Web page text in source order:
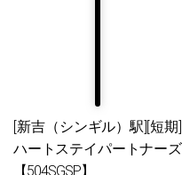
[新吉（シンギル）駅][短期]
ハートステイパートナーズ
【504SGSP】